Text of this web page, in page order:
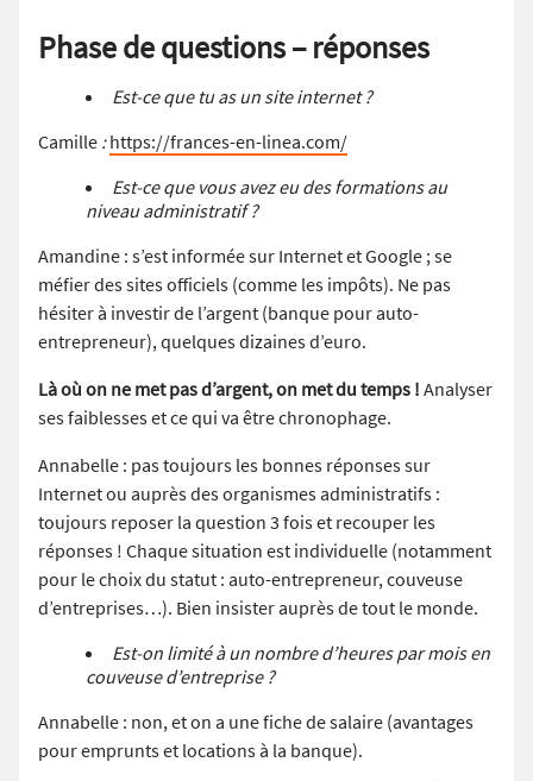
Phase dequestions – réponses
Est-ce que tu as un site internet ?
Camille :https://frances-en-linea.com/
Est-ce que vous avez eu des formations au
niveau administratif ?
Amandine : s’est informée sur Internet et Google ; se
méfier des sites officiels (comme les impôts). Ne pas
hésiter à investir de l’argent (banque pour auto-
entrepreneur), quelques dizaines d’euro.
Là où on ne met pas d’argent, on met du temps ! Analyser
ses faiblesses et ce qui va être chronophage.
Annabelle : pas toujours les bonnes réponses sur
Internet ou auprès des organismes administratifs :
toujours reposer la question 3 fois et recouper les
réponses ! Chaque situation est individuelle (notamment
pour le choix du statut : auto-entrepreneur, couveuse
d’entreprises…). Bien insister auprès de tout le monde.
Est-on limité à un nombre d’heures par mois en
couveuse d’entreprise ?
Annabelle : non, et on a une fiche de salaire (avantages
pour emprunts et locations à la banque).